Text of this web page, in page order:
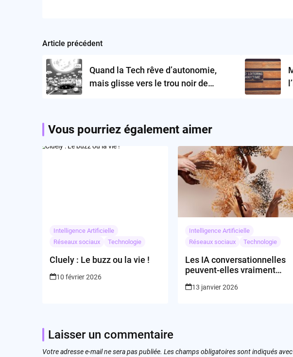
Post
navigation
Article précédent
Quand la Tech rêve d’autonomie,
mais glisse vers le trou noir de
Vous pourriez également aimer
Intelligence Artificielle
Réseaux sociaux
Technologie
Cluely : Le buzz ou la vie !
10 février 2026
Intelligence Artificielle
Réseaux sociaux
Technologie
Les IA conversationnelles
peuvent-elles vraiment
13 janvier 2026
Laisser un commentaire
Votre adresse e-mail ne sera pas publiée. Les champs obligatoires sont indiqués avec